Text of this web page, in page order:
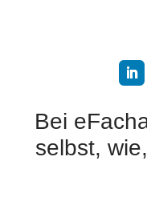
Bei
selbst,